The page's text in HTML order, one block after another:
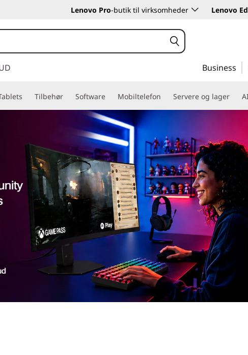
Lenovo Pro-butik til virksomheder Lenovo
Business
Tilbehør Software Mobiltelefon Servere og lager